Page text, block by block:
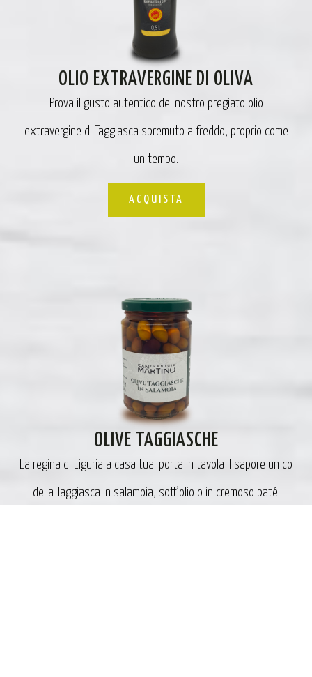
OLIO EXTRAVERGINE DI OLIVA
Prova il gusto autentico del nostro pregiato olio
extravergine di Taggiasca spremuto a freddo, proprio come
un tempo.
ACQUISTA
OLIVE TAGGIASCHE
La regina di Liguria a casa tua: porta in tavola il sapore unico
della Taggiasca in salamoia, sott’olio o in cremoso paté.